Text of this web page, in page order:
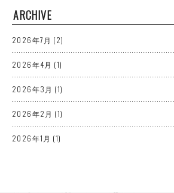
ARCHIVE
2026年7月 (2)
2026年4月 (1)
2026年3月 (1)
2026年2月 (1)
2026年1月 (1)